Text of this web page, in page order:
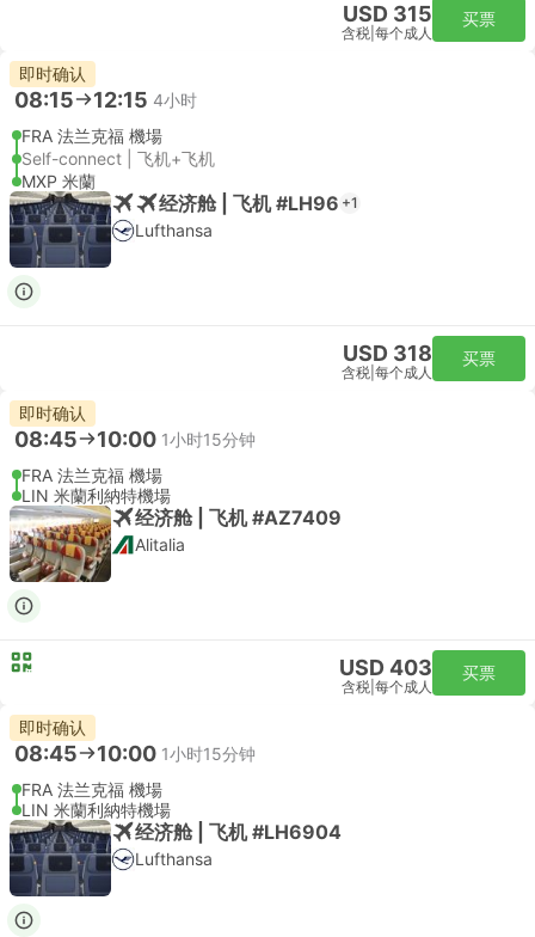
USD 315
含税 每个成人
买票
即时确认
08:15 12:15 4小时
FRA 法兰克福 機場
Self-connect | 飞机+飞机
MXP 米蘭
经济舱 | 飞机 #LH96 +1
Lufthansa
USD 318
含税 每个成人
买票
即时确认
08:45 10:00 1小时15分钟
FRA 法兰克福 機場
LIN 米蘭利納特機場
经济舱 | 飞机 #AZ7409
Alitalia
USD 403
含税 每个成人
买票
即时确认
08:45 10:00 1小时15分钟
FRA 法兰克福 機場
LIN 米蘭利納特機場
经济舱 | 飞机 #LH6904
Lufthansa